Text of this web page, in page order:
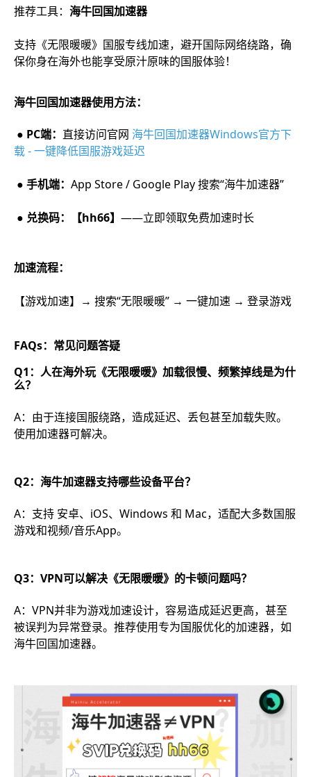
推荐工具： 海牛回国加速器
支持《无限暖暖》国服专线加速，避开国际网络绕路，确
保你身在海外也能享受原汁原味的国服体验！
海牛回国加速器使用方法：
● PC端： 直接访问官网 海牛回国加速器Windows官方下
载 - 一键降低国服游戏延迟
● 手机端： App Store / Google Play 搜索“海牛加速器”
● 兑换码：【hh66】 ——立即领取免费加速时长
加速流程：
【游戏加速】→ 搜索“无限暖暖” → 一键加速 → 登录游戏
FAQs：常见问题答疑
Q1：人在海外玩《无限暖暖》加载很慢、频繁掉线是为什
么？
A：由于连接国服绕路，造成延迟、丢包甚至加载失败。
使用加速器可解决。
Q2：海牛加速器支持哪些设备平台？
A：支持 安卓、iOS、Windows 和 Mac，适配大多数国服
游戏和视频/音乐App。
Q3：VPN可以解决《无限暖暖》的卡顿问题吗？
A：VPN并非为游戏加速设计，容易造成延迟更高，甚至
被误判为异常登录。推荐使用专为国服优化的加速器，如
海牛回国加速器。